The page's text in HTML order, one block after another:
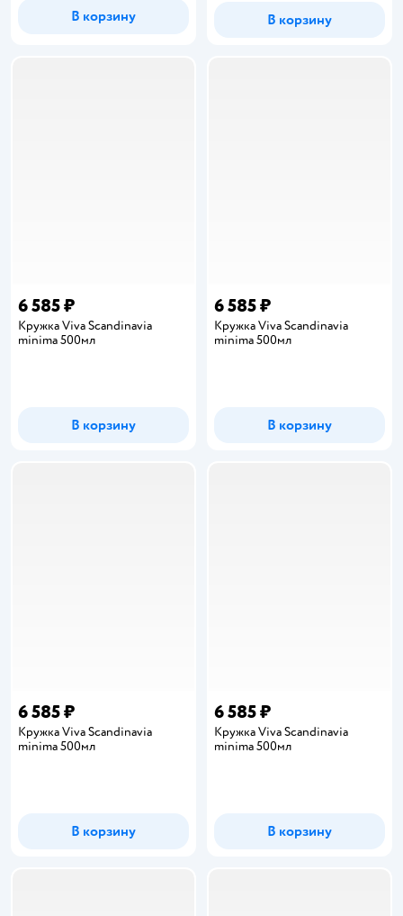
В корзину В корзину
6 585 ₽
Кружка Viva Scandinavia
minima 500мл
В корзину
6 585 ₽
Кружка Viva Scandinavia
minima 500мл
В корзину
6 585 ₽
Кружка Viva Scandinavia
minima 500мл
В корзину
6 585 ₽
Кружка Viva Scandinavia
minima 500мл
В корзину